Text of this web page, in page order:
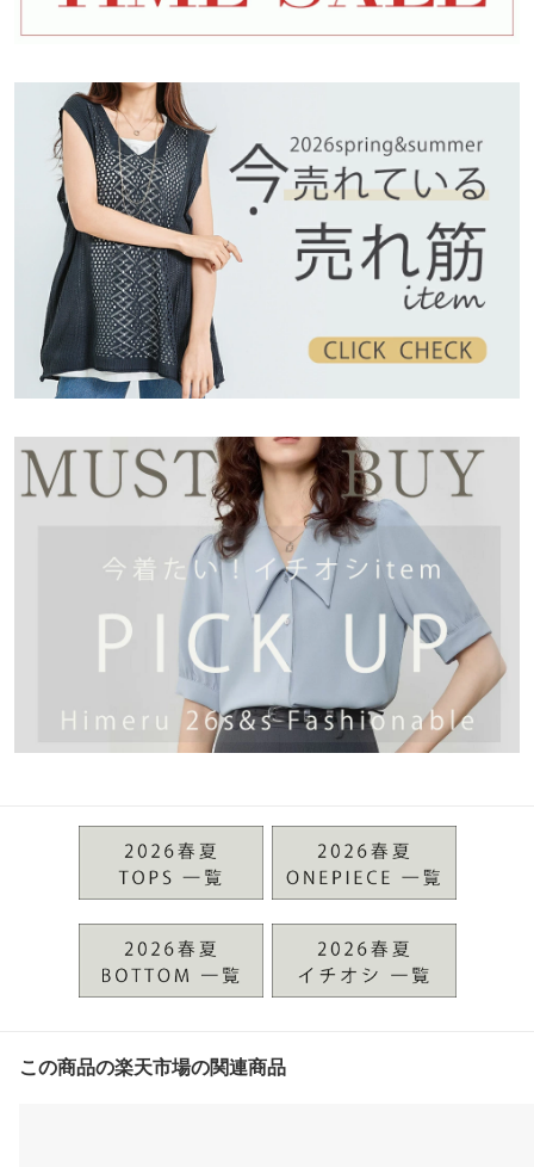
この商品の楽天市場の関連商品